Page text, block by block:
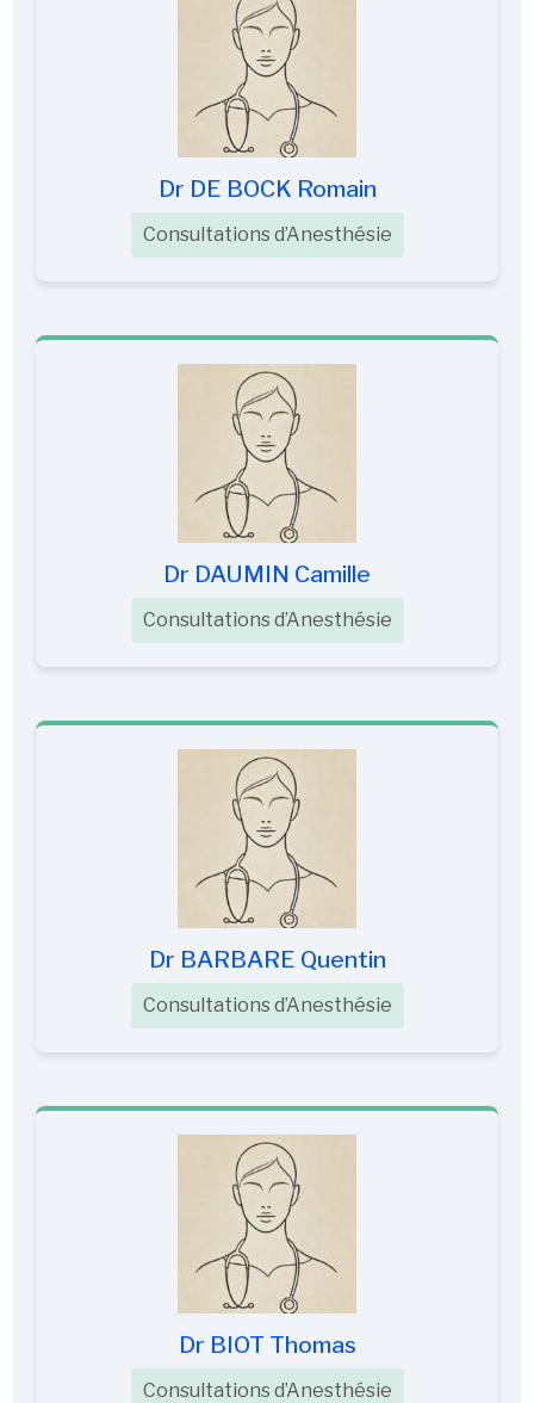
Dr DE BOCK Romain
Consultations d’Anesthésie
Dr DAUMIN Camille
Consultations d’Anesthésie
Dr BARBARE Quentin
Consultations d’Anesthésie
Dr BIOT Thomas
Consultations d’Anesthésie